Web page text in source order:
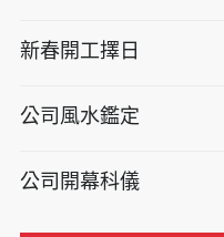
新春開工擇日
公司風水鑑定
公司開幕科儀